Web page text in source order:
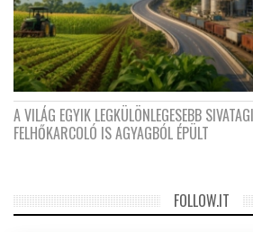
A VILÁG EGYIK LEGKÜLÖNLEGESEBB
FELHŐKARCOLÓ IS AGYAGBÓL ÉPÜLT
FOLLOW.IT